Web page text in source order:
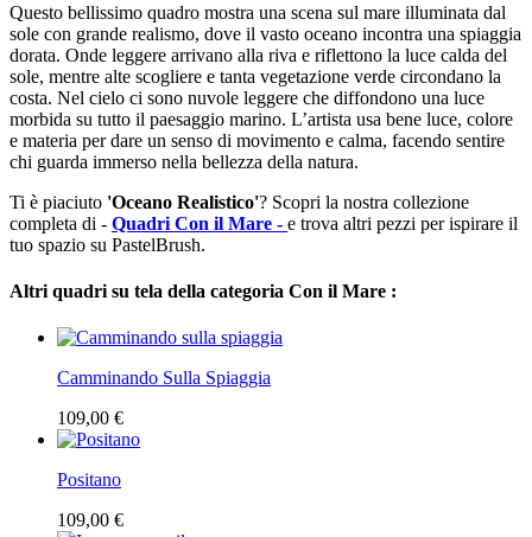
Questo bellissimo quadro mostra una scena sul mare illuminata dal
sole con grande realismo, dove il vasto oceano incontra una spiaggia
dorata. Onde leggere arrivano alla riva e riflettono la luce calda del
sole, mentre alte scogliere e tanta vegetazione verde circondano la
costa. Nel cielo ci sono nuvole leggere che diffondono una luce
morbida su tutto il paesaggio marino. L’artista usa bene luce, colore
e materia per dare un senso di movimento e calma, facendo sentire
chi guarda immerso nella bellezza della natura.
Ti è piaciuto 'Oceano Realistico'? Scopri la nostra collezione
completa di - Quadri Con il Mare - e trova altri pezzi per ispirare il
tuo spazio su PastelBrush.
Altri quadri su tela della categoria Con il Mare :
Camminando Sulla Spiaggia
109,00 €
Positano
109,00 €